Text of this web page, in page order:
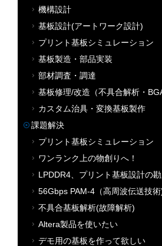
機構設計
基板設計(アートワーク設計)
プリント基板シミュレーション
基板製造・部品実装
部材調査・調達
基板修理/改造（不具合解析・
カスタム治具・変換基板製作
課題解決
プリント基板シミュレーション
ワンランク上の物創りへ！
LPDDR4、プリント基板設計の
56Gbps PAM-4（高周波伝送技術
不具合基板解析(故障解析)
Altera製品を使いたい
デモ用の基板を作って欲しい